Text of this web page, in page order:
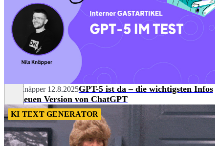
Nils Knäpper 12.8.2025GPT-5 ist da – die wichtigsten Infos
zur neuen Version von ChatGPT
KI TEXT GENERATOR